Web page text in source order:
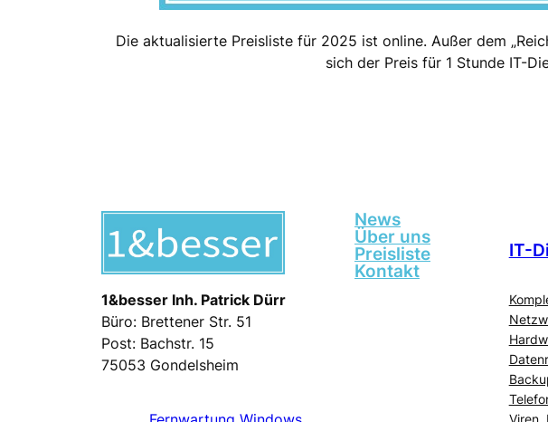
Die aktualisierte Preisliste für 2025 ist online. Außer dem
sich der Preis für 1 Stunde IT-
1&besser Inh. Patrick Dürr
Büro: Brettener Str. 51
Post: Bachstr. 15
75053 Gondelsheim
News
Über uns
Preisliste
Kontakt
IT-